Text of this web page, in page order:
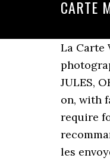
CARTE
La Carte Visa MOA Electron est une carte de paiement et de retrait internationale. Les cartes Visa CB Visa Classic. Vos photographies doivent être conformes aux spécifications suivantes. La Carte Mode c'est votre fidélité récompensée chez PROMOD, JULES, OKAIDI/OBAIBI, JENNYFER, LA HALLE, BRICE, MOA, … Photos must show the child's head and shoulders only. Taken straight on, with face and shoulders. CB Visa Infinite. Votre bouche doit également être fermée. It will tell you how many photos you require for your application. j ai une carte visa electron (MOA) au CIC. Gratuite, l'application Carte BTP Photo intègre les recommandations à suivre pour prendre des portraits conformes, un outil pour recadrer les images au bon format, les